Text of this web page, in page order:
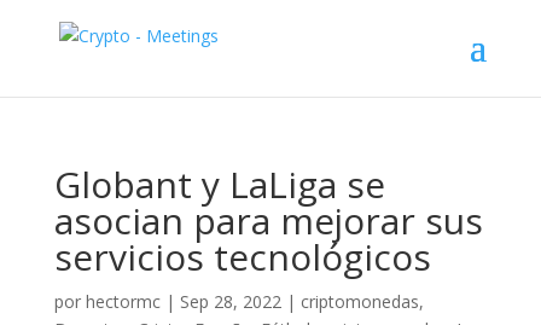
Globant y LaLiga se
asocian para mejorar sus
servicios tecnológicos
por hectormc| Sep 28, 2022| criptomonedas,